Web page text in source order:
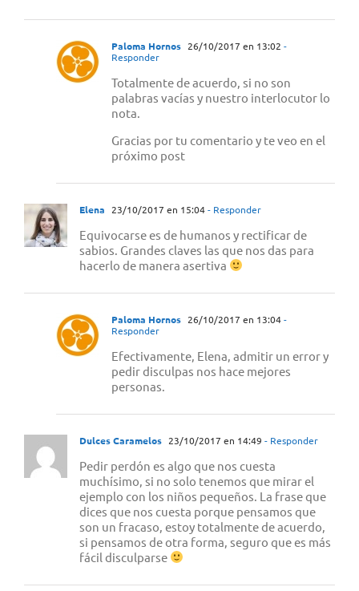
Paloma Hornos 26/10/2017 en 13:02 -
Responder
Totalmente de acuerdo, si no son
palabras vacías y nuestro interlocutor lo
nota.
Gracias por tu comentario y te veo en el
próximo post
Elena 23/10/2017 en 15:04- Responder
Equivocarse es de humanos y rectificar de
sabios. Grandes claves las que nos das para
hacerlo de manera asertiva
Paloma Hornos 26/10/2017 en 13:04-
Responder
Efectivamente, Elena, admitir un error y
pedir disculpas nos hace mejores
personas.
Dulces Caramelos 23/10/2017 en 14:49 - Responder
Pedir perdón es algo que nos cuesta
muchísimo, si no solo tenemos que mirar el
ejemplo con los niños pequeños. La frase que
dices que nos cuesta porque pensamos que
son un fracaso, estoy totalmente de acuerdo,
si pensamos de otra forma, seguro que es más
fácil disculparse